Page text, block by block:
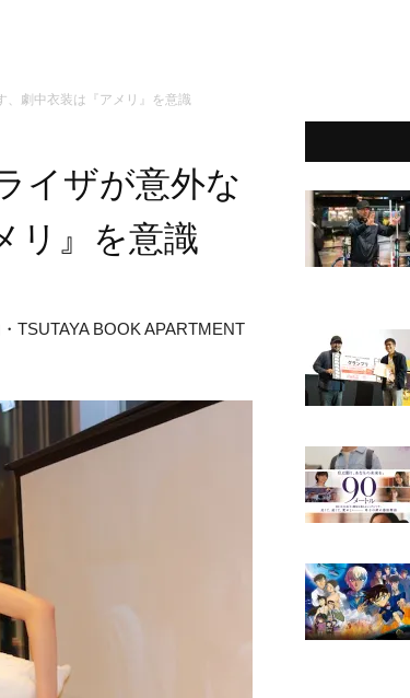
、劇中衣装は『アメリ』を意識
イザが意外な
リ』を意識
TSUTAYA BOOK APARTMENT